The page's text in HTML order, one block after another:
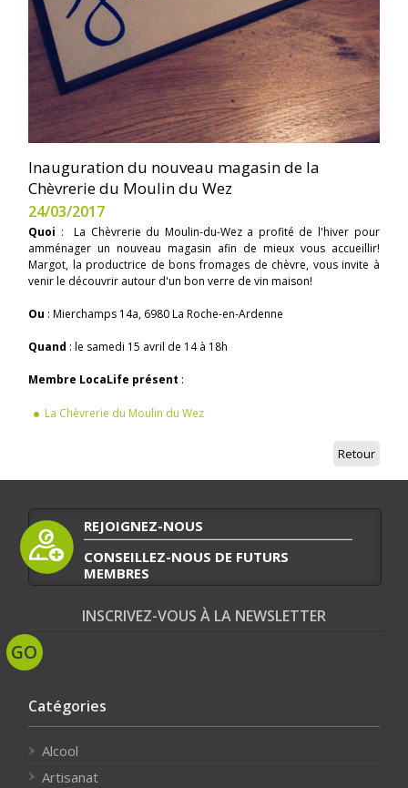
Inauguration du nouveau magasin de la
Chèvrerie du Moulin du Wez
24/03/2017
Quoi : La Chèvrerie du Moulin-du-Wez a profité de l'hiver pour
amménager un nouveau magasin afin de mieux vous accueillir!
Margot, la productrice de bons fromages de chèvre, vous invite à
venir le découvrir autour d'un bon verre de vin maison!
Ou : Mierchamps 14a, 6980 La Roche-en-Ardenne
Quand : le samedi 15 avril de 14 à 18h
Membre LocaLife présent :
La Chèvrerie du Moulin du Wez
Retour
REJOIGNEZ-NOUS
CONSEILLEZ-NOUS DE FUTURS
MEMBRES
INSCRIVEZ-VOUS À LA NEWSLETTER
Catégories
Alcool
Artisanat